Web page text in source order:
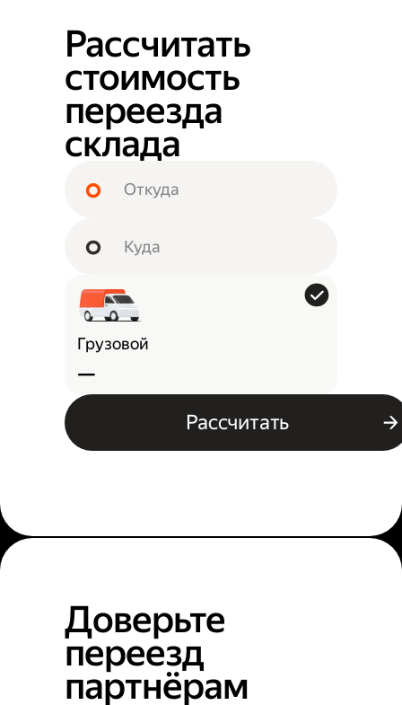
Рассчитать
стоимость
переезда
склада
Грузовой
—
Рассчитать
Доверьте
переезд
партнёрам